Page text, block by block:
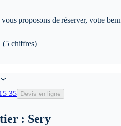
proposons de réserver, votre
(5 chiffres)
35 Devis en ligne
: Sery